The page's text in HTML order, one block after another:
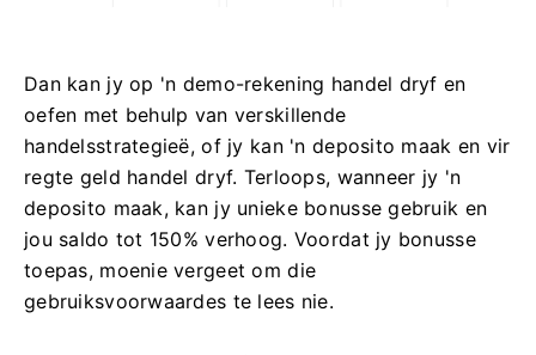
Dan kan jy op 'n demo-rekening handel dryf en
oefen met behulp van verskillende
handelsstrategieë, of jy kan 'n deposito maak en vir
regte geld handel dryf. Terloops, wanneer jy 'n
deposito maak, kan jy unieke bonusse gebruik en
jou saldo tot 150% verhoog. Voordat jy bonusse
toepas, moenie vergeet om die
gebruiksvoorwaardes te lees nie.